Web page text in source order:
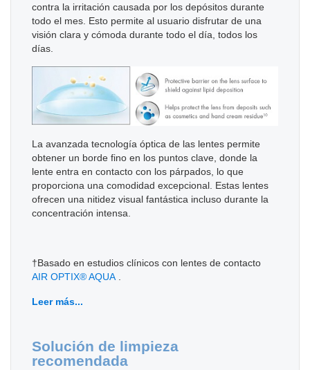
contra la irritación causada por los depósitos durante
todo el mes. Esto permite al usuario disfrutar de una
visión clara y cómoda durante todo el día, todos los
días.
La avanzada tecnología óptica de las lentes permite
obtener un borde fino en los puntos clave, donde la
lente entra en contacto con los párpados, lo que
proporciona una comodidad excepcional. Estas lentes
ofrecen una nitidez visual fantástica incluso durante la
concentración intensa.
†Basado en estudios clínicos con lentes de contacto
AIR OPTIX® AQUA
Leer más...
Solución de limpieza
recomendada